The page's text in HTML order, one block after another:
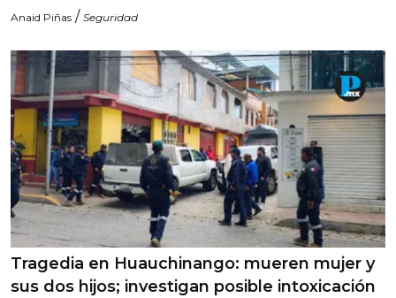
Anaid Piñas / Seguridad
Tragedia en Huauchinango: mueren mujer y
sus dos hijos; investigan posible intoxicación